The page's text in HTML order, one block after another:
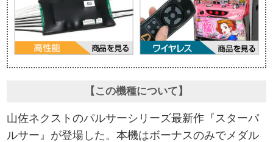
【この機種について】
山佐ネクストのパルサーシリーズ最新作『スターパ
ルサー』が登場した。本機はボーナスのみでメダル